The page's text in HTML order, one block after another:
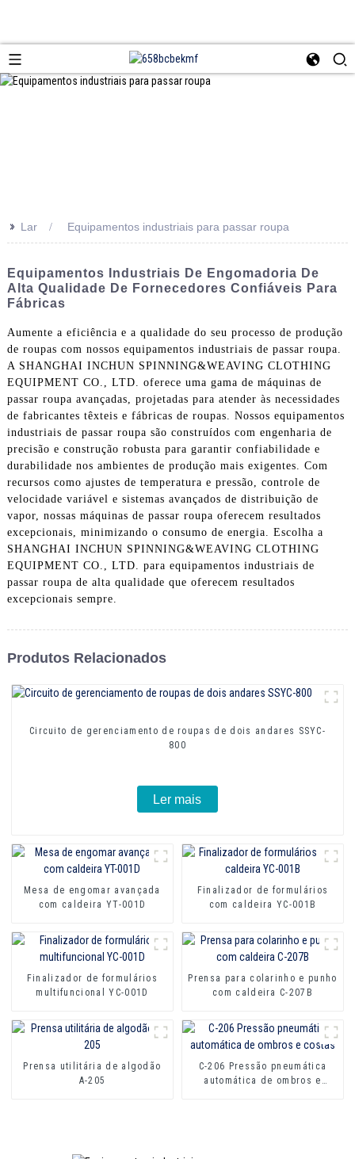
>> Lar Equipamentos industriais para passar roupa
Equipamentos Industriais De Engomadoria De
Alta Qualidade De Fornecedores Confiáveis ​​para
Fábricas
Aumente a eficiência e a qualidade do seu processo de produção
de roupas com nossos equipamentos industriais de passar roupa.
A SHANGHAI INCHUN SPINNING&WEAVING CLOTHING
EQUIPMENT CO., LTD. oferece uma gama de máquinas de
passar roupa avançadas, projetadas para atender às necessidades
de fabricantes têxteis e fábricas de roupas. Nossos equipamentos
industriais de passar roupa são construídos com engenharia de
precisão e construção robusta para garantir confiabilidade e
durabilidade nos ambientes de produção mais exigentes. Com
recursos como ajustes de temperatura e pressão, controle de
velocidade variável e sistemas avançados de distribuição de
vapor, nossas máquinas de passar roupa oferecem resultados
excepcionais, minimizando o consumo de energia. Escolha a
SHANGHAI INCHUN SPINNING&WEAVING CLOTHING
EQUIPMENT CO., LTD. para equipamentos industriais de
passar roupa de alta qualidade que oferecem resultados
excepcionais sempre.
Produtos Relacionados
Circuito de gerenciamento de roupas de dois andares SSYC-
800
Ler mais
Mesa de engomar avançada
com caldeira YT-001D
Finalizador de formulários
com caldeira YC-001B
Finalizador de formulários
multifuncional YC-001D
Prensa para colarinho e punho
com caldeira C-207B
Prensa utilitária de algodão
A-205
C-206 Pressão pneumática
automática de ombros e